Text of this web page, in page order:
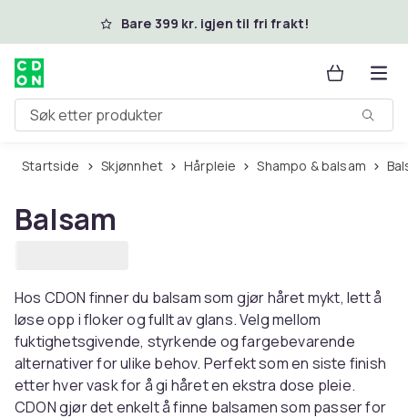
Hopp til hovedinnholdBare 399 kr. igjen til fri frakt!
Søk etter produkter
Startside Skjønnhet Hårpleie Shampo & balsam
Balsam
Hos CDON finner du balsam som gjør håret mykt, lett å
løse opp i floker og fullt av glans. Velg mellom
fuktighetsgivende, styrkende og fargebevarende
alternativer for ulike behov. Perfekt som en siste finish
etter hver vask for å gi håret en ekstra dose pleie.
CDON gjør det enkelt å finne balsamen som passer for